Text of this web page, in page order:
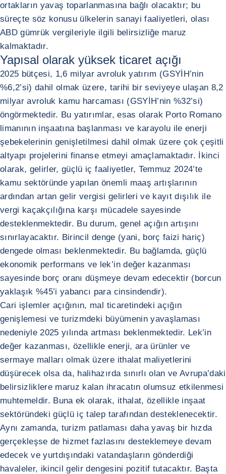
ortakların yavaş toparlanmasına bağlı olacaktır; bu
süreçte söz konusu ülkelerin sanayi faaliyetleri, olası
ABD gümrük vergileriyle ilgili belirsizliğe maruz
kalmaktadır.
Yapısal olarak yüksek ticaret açığı
2025 bütçesi, 1,6 milyar avroluk yatırım (GSYİH’nin
%6,2’si) dahil olmak üzere, tarihi bir seviyeye ulaşan 8,2
milyar avroluk kamu harcaması (GSYİH’nin %32’si)
öngörmektedir. Bu yatırımlar, esas olarak Porto Romano
limanının inşaatına başlanması ve karayolu ile enerji
şebekelerinin genişletilmesi dahil olmak üzere çok çeşitli
altyapı projelerini finanse etmeyi amaçlamaktadır. İkinci
olarak, gelirler, güçlü iç faaliyetler, Temmuz 2024’te
kamu sektöründe yapılan önemli maaş artışlarının
ardından artan gelir vergisi gelirleri ve kayıt dışılık ile
vergi kaçakçılığına karşı mücadele sayesinde
desteklenmektedir. Bu durum, genel açığın artışını
sınırlayacaktır. Birincil denge (yani, borç faizi hariç)
dengede olması beklenmektedir. Bu bağlamda, güçlü
ekonomik performans ve lek’in değer kazanması
sayesinde borç oranı düşmeye devam edecektir (borcun
yaklaşık %45’i yabancı para cinsindendir).
Cari işlemler açığının, mal ticaretindeki açığın
genişlemesi ve turizmdeki büyümenin yavaşlaması
nedeniyle 2025 yılında artması beklenmektedir. Lek’in
değer kazanması, özellikle enerji, ara ürünler ve
sermaye malları olmak üzere ithalat maliyetlerini
düşürecek olsa da, halihazırda sınırlı olan ve Avrupa’daki
belirsizliklere maruz kalan ihracatın olumsuz etkilenmesi
muhtemeldir. Buna ek olarak, ithalat, özellikle inşaat
sektöründeki güçlü iç talep tarafından desteklenecektir.
Aynı zamanda, turizm patlaması daha yavaş bir hızda
gerçekleşse de hizmet fazlasını desteklemeye devam
edecek ve yurtdışındaki vatandaşların gönderdiği
havaleler, ikincil gelir dengesini pozitif tutacaktır. Başta